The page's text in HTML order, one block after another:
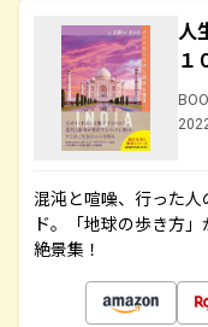
人
１
混沌と喧噪、行った
ド。「地球の歩き方
絶景集！